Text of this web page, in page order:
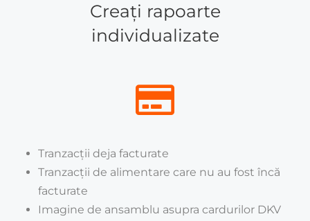
Creați rapoarte
individualizate
Tranzacții deja facturate
Tranzacții de alimentare care nu au fost încă
facturate
Imagine de ansamblu asupra cardurilor DKV